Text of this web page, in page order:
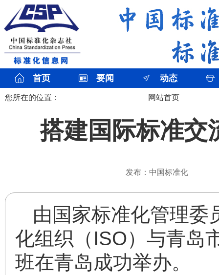
首页 要闻 动态
您所在的位置： 网站首页
搭建国际标准交
发布：中国标准化
由国家标准化管理委
化组织（ISO）与青岛
班在青岛成功举办。